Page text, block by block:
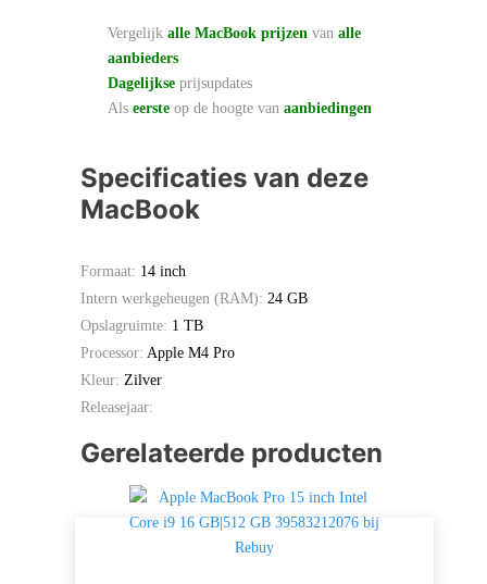
Vergelijk alle MacBook prijzen van alle
aanbieders
Dagelijkse prijsupdates
Als eerste op de hoogte van aanbiedingen
Specificaties van deze
MacBook
Formaat: 14 inch
Intern werkgeheugen (RAM): 24 GB
Opslagruimte: 1 TB
Processor: Apple M4 Pro
Kleur: Zilver
Releasejaar:
Gerelateerde producten